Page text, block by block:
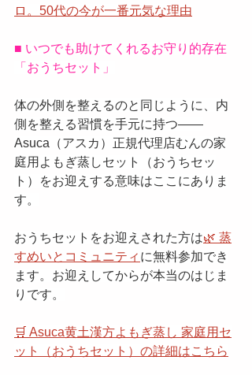
ロ。50代の今が一番元気な理由
■ いつでも助けてくれるお守り的存在
「おうちセット」
体の外側を整えるのと同じように、内
側を整える習慣を手元に持つ——
Asuca（アスカ）正規代理店むんの家
庭用よもぎ蒸しセット（おうちセッ
ト）をお迎えする意味はここにありま
す。
おうちセットをお迎えされた方は🌿 蒸
すめいとコミュニティ に無料参加でき
ます。お迎えしてからが本当のはじま
りです。
🛒 Asuca黄土漢方よもぎ蒸し 家庭用セ
ット（おうちセット）の詳細はこちら